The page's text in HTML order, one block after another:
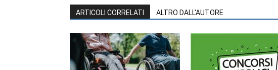
ARTICOLI CORRELATI ALTRO DALL'AUTORE